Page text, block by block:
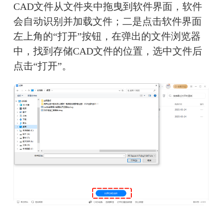
CAD文件从文件夹中拖曳到软件界面，软件
会自动识别并加载文件；二是点击软件界面
左上角的“打开”按钮，在弹出的文件浏览器
中，找到存储CAD文件的位置，选中文件后
点击“打开”。